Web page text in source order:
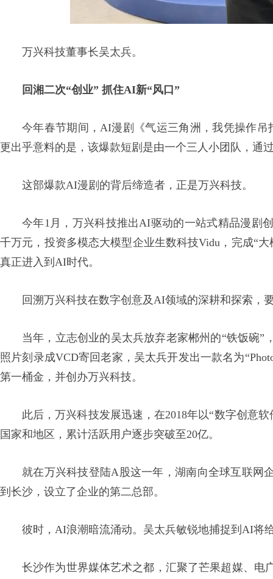
万兴科技董事长吴太兵。
回湘二次“创业” 抓住AI新“风口”
今年春节期间，AI漫剧《气运三角洲，我凭操作
更出乎意料的是，该爆款短剧是由一个三人小团队，通
这部爆款AI漫剧的背后缔造者，正是万兴科技。
今年1月，万兴科技推出AI驱动的一站式精品漫
千万元，投资多模态大模型企业生数科技Vidu，完成“
真正进入到AI时代。
回溯万兴科技在数字创意及AI领域的深耕和探索，
当年，立志创业的吴太兵放弃老家郴州的“铁饭碗
照片刻录成VCD寄回老家，吴太兵开发出一款名为
第一桶金，并创办万兴科技。
此后，万兴科技发展迅速，在2018年以“数字创意
国家和地区，累计活跃用户逐步突破至20亿。
就在万兴科技登陆A股这一年，湖南向全球互联网
到长沙，设立了企业的第二总部。
彼时，AI浪潮暗流涌动。吴太兵敏锐地捕捉到AI将
长沙作为世界媒体艺术之都，汇聚了芒果超媒、电